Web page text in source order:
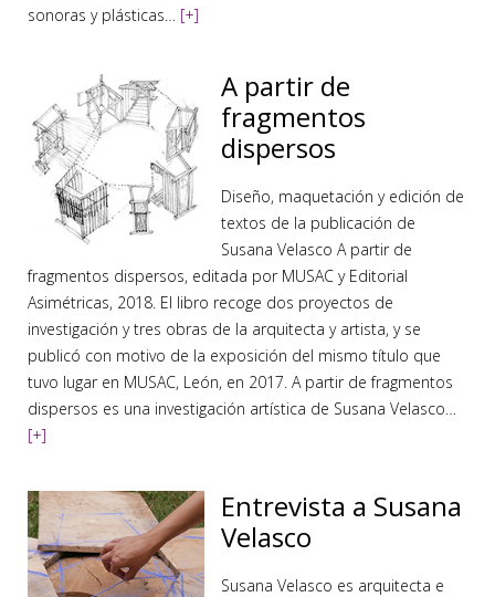
sonoras y plásticas… [+]
A partir de
fragmentos
dispersos
Diseño, maquetación y edición de
textos de la publicación de
Susana Velasco A partir de
fragmentos dispersos, editada por MUSAC y Editorial
Asimétricas, 2018. El libro recoge dos proyectos de
investigación y tres obras de la arquitecta y artista, y se
publicó con motivo de la exposición del mismo título que
tuvo lugar en MUSAC, León, en 2017. A partir de fragmentos
dispersos es una investigación artística de Susana Velasco…
[+]
Entrevista a Susana
Velasco
Susana Velasco es arquitecta e